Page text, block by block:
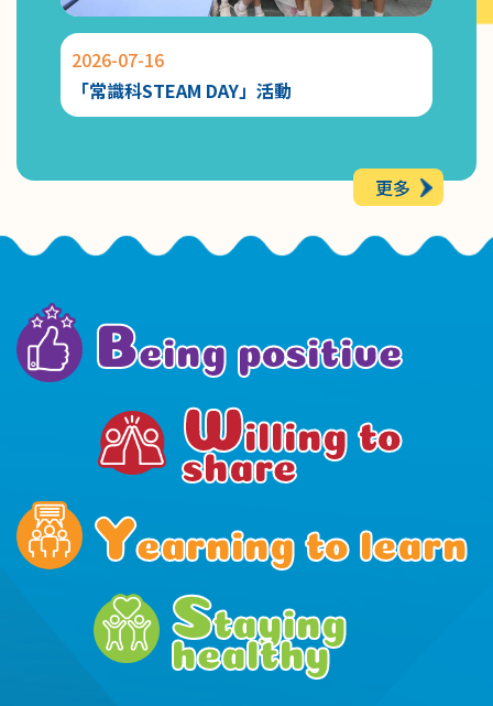
2026-07-16
「常識科STEAM DAY」活動
更多
Being positive
Willing to
share
Yearning to learn
Staying
healthy